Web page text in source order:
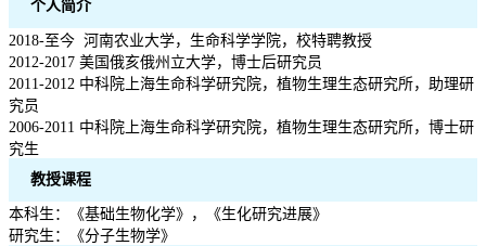
个人简介
2018-至今 河南农业大学，生命科学学院，校特聘教授
2012-2017 美国俄亥俄州立大学，博士后研究员
2011-2012 中科院上海生命科学研究院，植物生理生态研究所，助理研
究员
2006-2011 中科院上海生命科学研究院，植物生理生态研究所，博士研
究生
教授课程
本科生：《基础生物化学》，《生化研究进展》
研究生：《分子生物学》